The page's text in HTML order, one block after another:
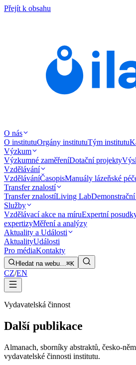
Přejít k obsahu
O nás
O institutuOrgány institutuTým institutu
Výzkum
Výzkumné zaměřeníDotační projekty
Vzdělávání
VzděláváníČasopisManuály lázeňské
Transfer znalostí
Transfer znalostíLiving Lab
Služby
Vzdělávací akce na míruExpertní
expertizyMěření a analýzy
Aktuality a Události
AktualityUdálosti
Pro médiaKontakty
Hledat na webu…⌘K
CZ/EN
Vydavatelská činnost
Další publikace
Almanach, sborníky abstraktů, česko-
vydavatelské činnosti institutu.